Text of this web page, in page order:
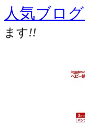
人気ブロ
ます!!